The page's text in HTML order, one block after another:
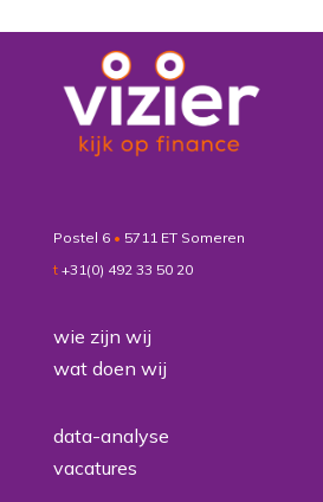
Postel 6 • 5711 ET Someren
t +31(0) 492 33 50 20
wie zijn wij
wat doen wij
data-analyse
vacatures